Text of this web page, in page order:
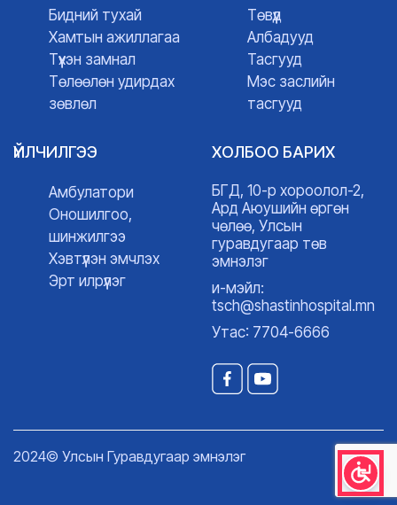
Бидний тухай
Хамтын ажиллагаа
Түүхэн замнал
Төлөөлөн удирдах
зөвлөл
Төвүүд
Албадууд
Тасгууд
Мэс заслийн
тасгууд
ҮЙЛЧИЛГЭЭ
Амбулатори
Оношилгоо,
шинжилгээ
Хэвтүүлэн эмчлэх
Эрт илрүүлэг
ХОЛБОО БАРИХ
БГД, 10-р хороолол-2,
Ард Аюушийн өргөн
чөлөө, Улсын
гуравдугаар төв
эмнэлэг
и-мэйл:
tsch@shastinhospital.mn
Утас: 7704-6666
2024© Улсын Гуравдугаар эмнэлэг